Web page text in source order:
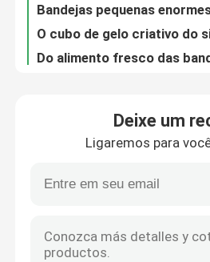
Contacte-nos
Dê forma ao molde do
Moldes do silicone do bolo
Deixe um
Ligaremos para